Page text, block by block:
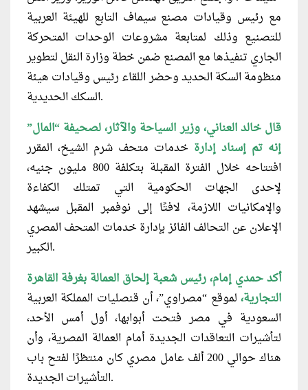
مع رئيس وقيادات مصنع سيماف التابع للهيئة العربية
للتصنيع وذلك لمتابعة مشروعات الوحدات المتحركة
الجاري تنفيذها مع المصنع ضمن خطة وزارة النقل لتطوير
منظومة السكة الحديد وحضر اللقاء رئيس وقيادات هيئة
السكك الحديدية.
قال خالد العناني، وزير السياحة والآثار، لصحيفة “المال”
إنه تم إسناد إدارة خدمات متحف شرم الشيخ، المقرر
افتتاحه خلال الفترة المقبلة بتكلفة 800 مليون جنيه،
لإحدى الجهات الحكومية التي تمتلك الكفاءة
والإمكانيات اللازمة، لافتًا إلى نوفمبر المقبل سيشهد
الإعلان عن التحالف الفائز بإدارة خدمات المتحف المصري
الكبير.
أكد حمدي إمام، رئيس شعبة إلحاق العمالة بغرفة القاهرة
التجارية، لموقع “مصراوي”، أن قنصليات المملكة العربية
السعودية في مصر فتحت أبوابها، أول أمس الأحد،
لتأشيرات التعاقدات الجديدة أمام العمالة المصرية، وأن
هناك حوالي 200 ألف عامل مصري كان منتظرًا لفتح باب
التأشيرات الجديدة.